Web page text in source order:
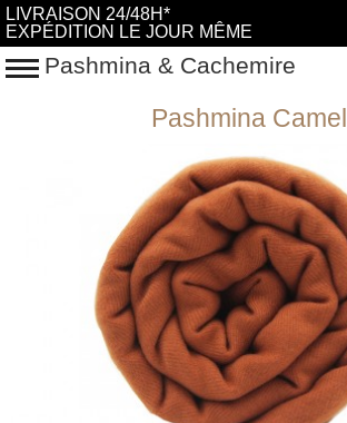
Pashmina & Cachemire
LIVRAISON 24/48H*
EXPÉDITION LE JOUR MÊME
Pashmina Camel